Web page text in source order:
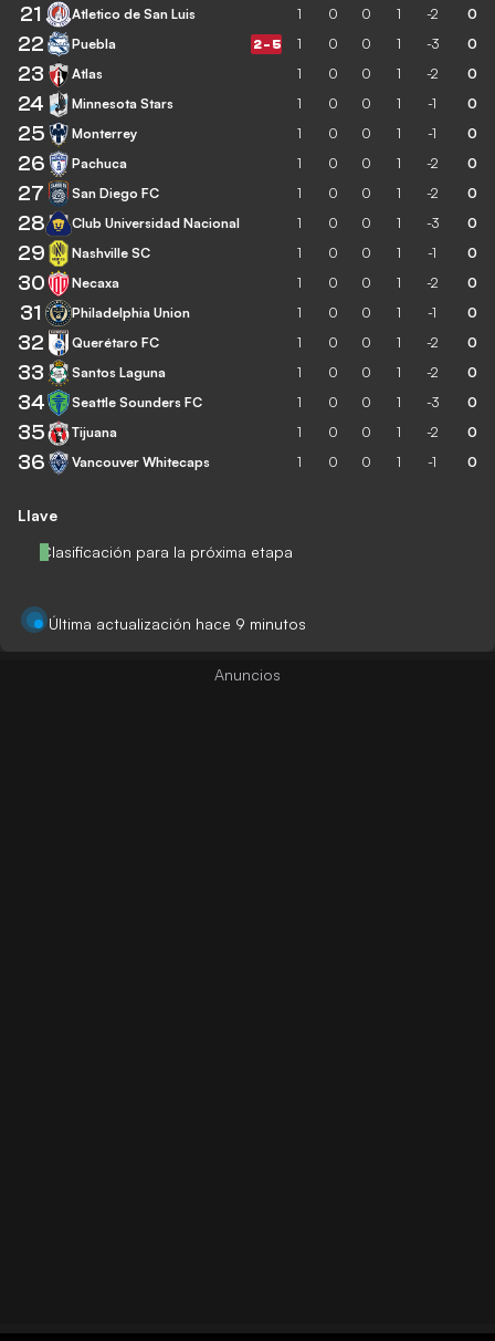
Llave
Clasificación para la próxima etapa
21 Atletico de San Luis 1 0 0 1 -2 0
22 Puebla 2- 5 1 0 0 1 -3 0
23 Atlas 1 0 0 1 -2 0
24 Minnesota Stars 1 0 0 1 -1 0
25 Monterrey 1 0 0 1 -1 0
26 Pachuca 1 0 0 1 -2 0
27 San Diego FC 1 0 0 1 -2 0
28 Club Universidad Nacional 1 0 0 1 -3 0
29 Nashville SC 1 0 0 1 -1 0
30 Necaxa 1 0 0 1 -2 0
31 Philadelphia Union 1 0 0 1 -1 0
32 Querétaro FC 1 0 0 1 -2 0
33 Santos Laguna 1 0 0 1 -2 0
34 Seattle Sounders FC 1 0 0 1 -3 0
35 Tijuana 1 0 0 1 -2 0
36 Vancouver Whitecaps 1 0 0 1 -1 0
Última actualización hace 9 minutos